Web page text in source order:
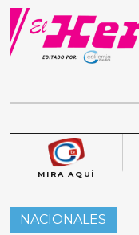
Skip
content
MIRA AQUÍ
NACIONALES